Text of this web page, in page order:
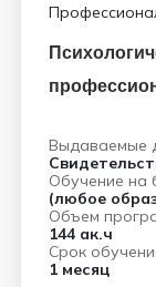
Выдаваемые
Обучение на
(любое
Объем
144 ак.ч
Срок
1 месяц